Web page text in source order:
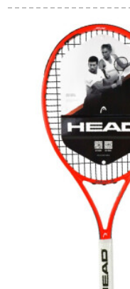
グ器セット中性【300
G】緑白亮面、プレゼ
ントシグゲルゲルバ
あ
ー
た
力
す。